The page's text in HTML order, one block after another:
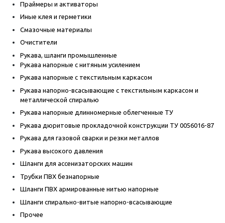
Праймеры и активаторы
Иные клея и герметики
Смазочные материалы
Очистители
Рукава, шланги промышленные
Рукава напорные с нитяным усилением
Рукава напорные с текстильным каркасом
Рукава напорно-всасывающие с текстильным каркасом и
металлической спиралью
Рукава напорные длинномерные облегченные ТУ
Рукава дюритовые прокладочной конструкции ТУ 0056016-87
Рукава для газовой сварки и резки металлов
Рукава высокого давления
Шланги для ассенизаторских машин
Трубки ПВХ безнапорные
Шланги ПВХ армированные нитью напорные
Шланги спирально-витые напорно-всасывающие
Прочее